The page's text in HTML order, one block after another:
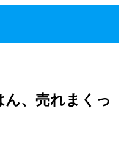
ん、売れまくっ